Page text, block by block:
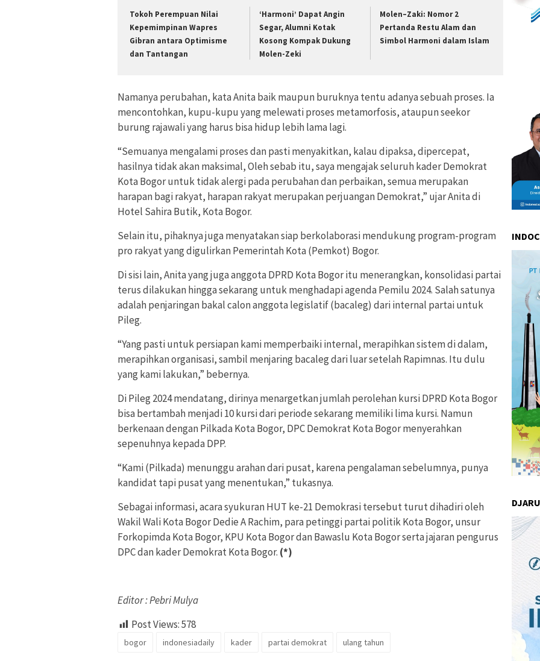
Tokoh Perempuan Nilai
Kepemimpinan Wapres
Gibran antara Optimisme
dan Tantangan
‘Harmoni’ Dapat Angin
Segar, Alumni Kotak
Kosong Kompak Dukung
Molen-Zeki
Molen–Zaki: Nomor 2
Pertanda Restu Alam dan
Simbol Harmoni dalam Islam
Namanya perubahan, kata Anita baik maupun buruknya tentu adanya sebuah proses. Ia
mencontohkan, kupu-kupu yang melewati proses metamorfosis, ataupun seekor
burung rajawali yang harus bisa hidup lebih lama lagi.
“Semuanya mengalami proses dan pasti menyakitkan, kalau dipaksa, dipercepat,
hasilnya tidak akan maksimal, Oleh sebab itu, saya mengajak seluruh kader Demokrat
Kota Bogor untuk tidak alergi pada perubahan dan perbaikan, semua merupakan
harapan bagi rakyat, harapan rakyat merupakan perjuangan Demokrat,” ujar Anita di
Hotel Sahira Butik, Kota Bogor.
Selain itu, pihaknya juga menyatakan siap berkolaborasi mendukung program-program
pro rakyat yang digulirkan Pemerintah Kota (Pemkot) Bogor.
Di sisi lain, Anita yang juga anggota DPRD Kota Bogor itu menerangkan, konsolidasi partai
terus dilakukan hingga sekarang untuk menghadapi agenda Pemilu 2024. Salah satunya
adalah penjaringan bakal calon anggota legislatif (bacaleg) dari internal partai untuk
Pileg.
“Yang pasti untuk persiapan kami memperbaiki internal, merapihkan sistem di dalam,
merapihkan organisasi, sambil menjaring bacaleg dari luar setelah Rapimnas. Itu dulu
yang kami lakukan,” bebernya.
Di Pileg 2024 mendatang, dirinya menargetkan jumlah perolehan kursi DPRD Kota Bogor
bisa bertambah menjadi 10 kursi dari periode sekarang memiliki lima kursi. Namun
berkenaan dengan Pilkada Kota Bogor, DPC Demokrat Kota Bogor menyerahkan
sepenuhnya kepada DPP.
“Kami (Pilkada) menunggu arahan dari pusat, karena pengalaman sebelumnya, punya
kandidat tapi pusat yang menentukan,” tukasnya.
Sebagai informasi, acara syukuran HUT ke-21 Demokrasi tersebut turut dihadiri oleh
Wakil Wali Kota Bogor Dedie A Rachim, para petinggi partai politik Kota Bogor, unsur
Forkopimda Kota Bogor, KPU Kota Bogor dan Bawaslu Kota Bogor serta jajaran pengurus
DPC dan kader Demokrat Kota Bogor. (*)
Editor : Pebri Mulya
Post Views:578
bogor indonesiadaily kader partai demokrat ulang tahun